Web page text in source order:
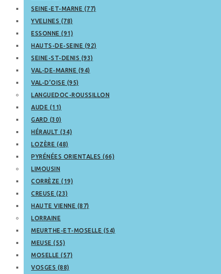
SEINE-ET-MARNE (77)
YVELINES (78)
ESSONNE (91)
HAUTS-DE-SEINE (92)
SEINE-ST-DENIS (93)
VAL-DE-MARNE (94)
VAL-D’OISE (95)
LANGUEDOC-ROUSSILLON
AUDE (11)
GARD (30)
HÉRAULT (34)
LOZÈRE (48)
PYRÉNÉES ORIENTALES (66)
LIMOUSIN
CORRÈZE (19)
CREUSE (23)
HAUTE VIENNE (87)
LORRAINE
MEURTHE-ET-MOSELLE (54)
MEUSE (55)
MOSELLE (57)
VOSGES (88)